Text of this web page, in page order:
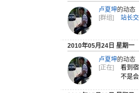
卢夏坤的动态
[群组]
站长
2010年05月24日 星期一
卢夏坤的动态
[正在]
看到
不是